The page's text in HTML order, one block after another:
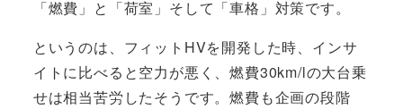
「燃費」と「荷室」そして「車格」対策です。
というのは、フィットHVを開発した時、インサ
イトに比べると空力が悪く、燃費30km/lの大台乗
せは相当苦労したそうです。燃費も企画の段階